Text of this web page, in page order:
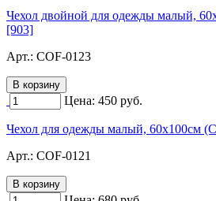
Чехол двойной для одежды малый,
[903]
Арт.: COF-0123
Цена: 450 руб.
Чехол для одежды малый, 60х100см
Арт.: COF-0121